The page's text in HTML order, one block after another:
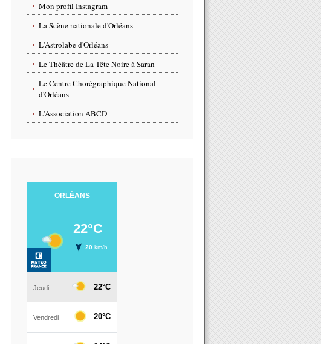
Mon profil Instagram
La Scène nationale d'Orléans
L'Astrolabe d'Orléans
Le Théâtre de La Tête Noire à Saran
Le Centre Chorégraphique National
d'Orléans
L'Association ABCD